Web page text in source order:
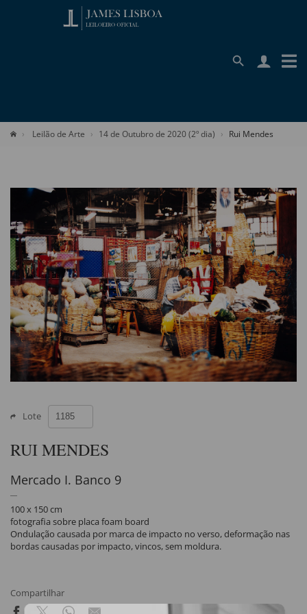
Leilão de Arte 14 de Outubro de 2020 (2º dia) Rui Mendes
Lote
RUI MENDES
Mercado I. Banco 9
100 x 150 cm
fotografia sobre placa foam board
Ondulação causada por marca de impacto no verso, deformação nas
bordas causadas por impacto, vincos, sem moldura.
Compartilhar